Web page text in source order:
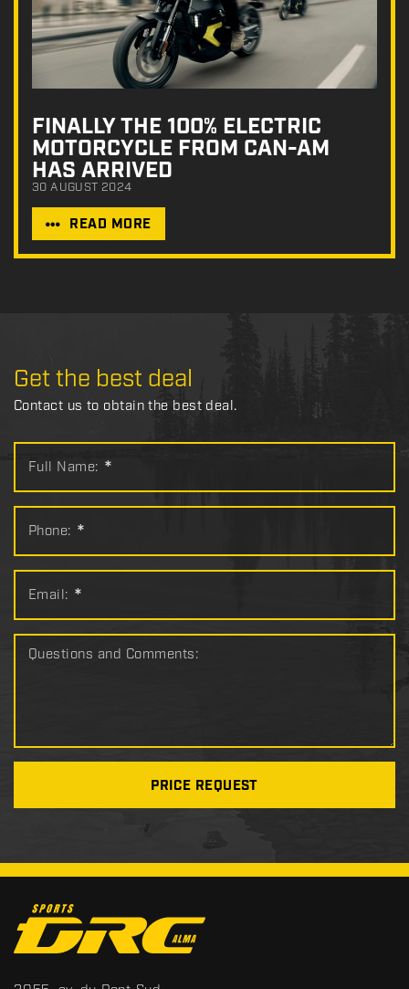
FINALLY THE 100% ELECTRIC
MOTORCYCLE FROM CAN-AM
HAS ARRIVED
30 AUGUST 2024
READ MORE
Get the best deal
Contact us to obtain the best deal.
Full Name: *
Phone: *
Email: *
Questions and Comments:
PRICE REQUEST
o
n
t